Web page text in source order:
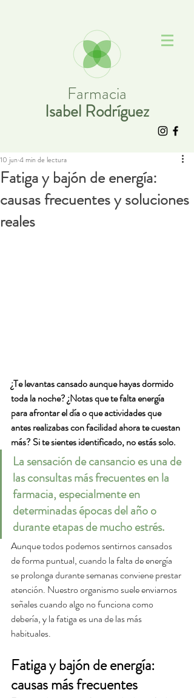
Farmacia
Isabel Rodríguez
Fatiga y bajón de energía:
causas frecuentes y soluciones
reales
10 jun 4 min de lectura
¿Te levantas cansado aunque hayas dormido
toda la noche? ¿Notas que te falta energía
para afrontar el día o que actividades que
antes realizabas con facilidad ahora te cuestan
más? Si te sientes identificado, no estás solo.
La sensación de cansancio es una de
las consultas más frecuentes en la
farmacia, especialmente en
determinadas épocas del año o
durante etapas de mucho estrés.
Aunque todos podemos sentirnos cansados
de forma puntual, cuando la falta de energía
se prolonga durante semanas conviene prestar
atención. Nuestro organismo suele enviarnos
señales cuando algo no funciona como
debería, y la fatiga es una de las más
habituales.
Fatiga y bajón de energía:
causas más frecuentes